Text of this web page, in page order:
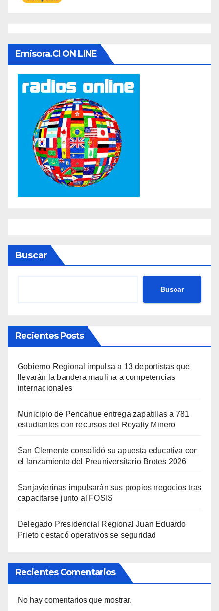
Emisora.cl ON LINE
Buscar
Buscar
Recientes Posts
Gobierno Regional impulsa a 13 deportistas que
llevarán la bandera maulina a competencias
internacionales
Municipio de Pencahue entrega zapatillas a 781
estudiantes con recursos del Royalty Minero
San Clemente consolidó su apuesta educativa con
el lanzamiento del Preuniversitario Brotes 2026
Sanjavierinas impulsarán sus propios negocios tras
capacitarse junto al FOSIS
Delegado Presidencial Regional Juan Eduardo
Prieto destacó operativos se seguridad
Recientes Comentarios
No hay comentarios que mostrar.